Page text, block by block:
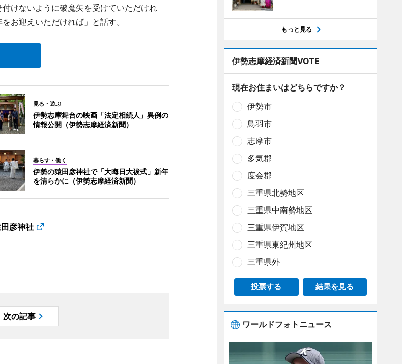
けないように破魔矢を受けていただけれ
お迎えいただければ」と話す。
見る・遊ぶ
伊勢志摩舞台の映画「法定相続人」異例の
情報公開（伊勢志摩経済新聞）
暮らす・働く
伊勢の猿田彦神社で「大晦日大祓式」新年
を清らかに（伊勢志摩経済新聞）
彦神社
次の記事
もっと見る
伊勢志摩経済新聞VOTE
現在お住まいはどちらですか？
伊勢市
鳥羽市
志摩市
多気郡
度会郡
三重県北勢地区
三重県中南勢地区
三重県伊賀地区
三重県東紀州地区
三重県外
投票する 結果を見る
ワールドフォトニュース